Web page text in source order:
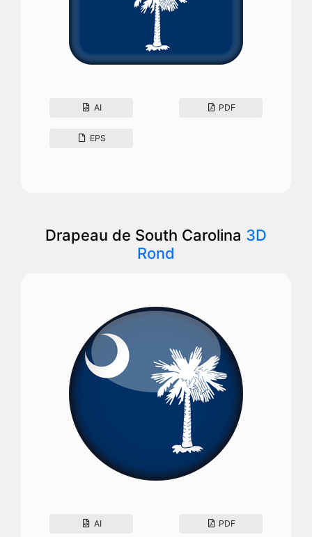
AI PDF
EPS
Drapeau de South Carolina 3D
Rond
AI PDF